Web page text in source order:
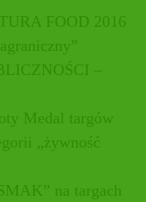
FOOD 2016
–
Medal targów
„żywność
na targach